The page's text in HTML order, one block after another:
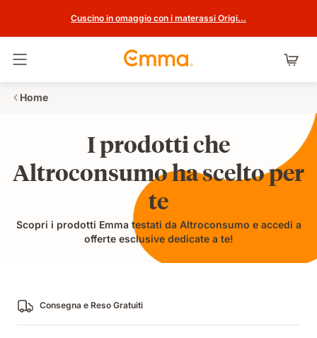
Cuscino in omaggio con i materassi Origi...
Home
I prodotti che
Altroconsumo ha scelto per
te
Scopri i prodotti Emma testati da Altroconsumo e accedi a
offerte esclusive dedicate a te!
Consegna e Reso Gratuiti